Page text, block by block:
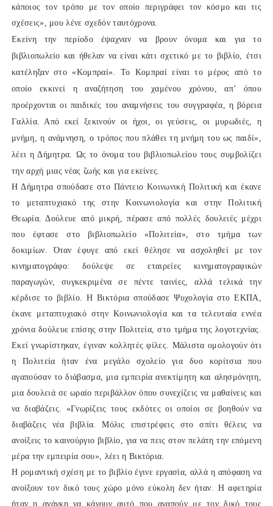
κάποιος τον τρόπο με τον οποίο περιγράφει τον κόσμο και τις
σχέσεις», μου λένε σχεδόν ταυτόχρονα.
Εκείνη την περίοδο έψαχναν να βρουν όνομα και για το
βιβλιοπωλείο και ήθελαν να είναι κάτι σχετικό με το βιβλίο, έτσι
κατέληξαν στο «Κομπραί». Το Κομπραί είναι το μέρος από το
οποίο εκκινεί η αναζήτηση του χαμένου χρόνου, απ’ όπου
προέρχονται οι παιδικές του αναμνήσεις του συγγραφέα, η βόρεια
Γαλλία. Από εκεί ξεκινούν οι ήχοι, οι γεύσεις, οι μυρωδιές, η
μνήμη, η ανάμνηση, ο τρόπος που πλάθει τη μνήμη του ως παιδί»,
λέει η Δήμητρα. Ως το όνομα του βιβλιοπωλείου τους συμβολίζει
την αρχή μιας νέας ζωής και για εκείνες.
Η Δήμητρα σπούδασε στο Πάντειο Κοινωνική Πολιτική και έκανε
το μεταπτυχιακό της στην Κοινωνιολογία και στην Πολιτική
Θεωρία. Δούλευε από μικρή, πέρασε από πολλές δουλειές μέχρι
που έφτασε στο βιβλιοπωλείο «Πολιτεία», στο τμήμα των
δοκιμίων. Όταν έφυγε από εκεί θέλησε να ασχοληθεί με τον
κινηματογράφο: δούλεψε σε εταιρείες κινηματογραφικών
παραγωγών, συγκεκριμένα σε πέντε ταινίες, αλλά τελικά την
κέρδισε το βιβλίο. Η Βικτόρια σπούδασε Ψυχολογία στο ΕΚΠΑ,
έκανε μεταπτυχιακό στην Κοινωνιολογία και τα τελευταία εννέα
χρόνια δούλευε επίσης στην Πολιτεία, στο τμήμα της λογοτεχνίας.
Εκεί γνωρίστηκαν, έγιναν κολλητές φίλες. Μάλιστα ομολογούν ότι
η Πολιτεία ήταν ένα μεγάλο σχολείο για δυο κορίτσια που
αγαπούσαν το διάβασμα, μια εμπειρία ανεκτίμητη και αλησμόνητη,
μια δουλειά σε ωραίο περιβάλλον όπου συνεχίζεις να μαθαίνεις και
να διαβάζεις. «Γνωρίζεις τους εκδότες οι οποίοι σε βοηθούν να
διαβάζεις νέα βιβλία. Μόλις επιστρέφεις στο σπίτι θέλεις να
ανοίξεις το καινούργιο βιβλίο, για να πεις στον πελάτη την επόμενη
μέρα την εμπειρία σου», λέει η Βικτόρια.
Η ρομαντική σχέση με το βιβλίο έγινε εργασία, αλλά η απόφαση να
ανοίξουν τον δικό τους χώρο μόνο εύκολη δεν ήταν. Η αφετηρία
ήταν η ανάγκη να κάνουν αυτό που αγαπούν με τον δικό τους